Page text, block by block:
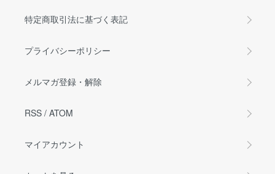
特定商取引法に基づく表記
プライバシーポリシー
メルマガ登録・解除
RSS / ATOM
マイアカウント